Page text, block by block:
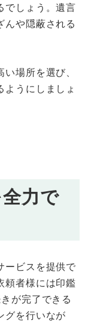
でしょう。遺言
んや隠蔽される
場所を選び、
うにしましょ
力で
ービスを提供で
頼者様には印鑑
が完了できる
グを行いなが